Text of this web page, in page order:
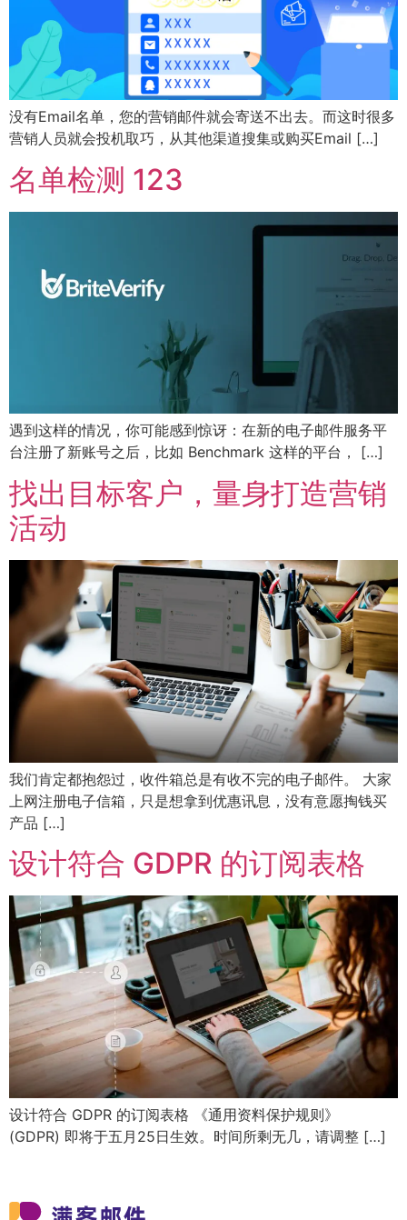
没有Email名单，您的营销邮件就会寄送不出去。而这时很多
营销人员就会投机取巧，从其他渠道搜集或购买Email […]
名单检测 123
遇到这样的情况，你可能感到惊讶：在新的电子邮件服务平
台注册了新账号之后，比如 Benchmark 这样的平台， […]
找出目标客户，量身打造营销
活动
我们肯定都抱怨过，收件箱总是有收不完的电子邮件。 大家
上网注册电子信箱，只是想拿到优惠讯息，没有意愿掏钱买
产品 […]
设计符合 GDPR 的订阅表格
设计符合 GDPR 的订阅表格 《通用资料保护规则》
(GDPR) 即将于五月25日生效。时间所剩无几，请调整 […]